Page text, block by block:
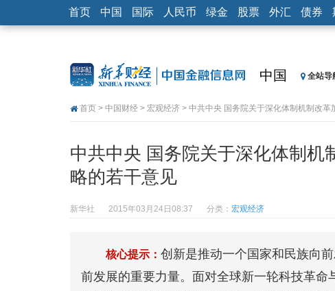
首页 中国 国际 人民币 绿金 股票 外汇 债券
中国 全站导
首页 > 中国财经 > 宏观经济 > 中共中央 国务院关于深化体制机制改
中共中央 国务院关于深化体制机
略的若干意见
新华社 2015年03月24日08:37 分类： 宏观经济
核心提示： 创新是推动一个国家和民族向
前发展的重要力量。面对全球新一轮科技革